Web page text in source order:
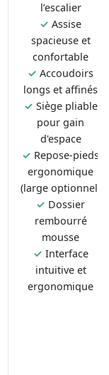
l’escalier
✓ Assise
spacieuse et
confortable
✓ Accoudoirs
longs et affinés
✓ Siège pliable
pour gain
d'espace
✓ Repose-pieds
ergonomique
(large optionnel)
✓ Dossier
rembourré
mousse
✓ Interface
intuitive et
ergonomique